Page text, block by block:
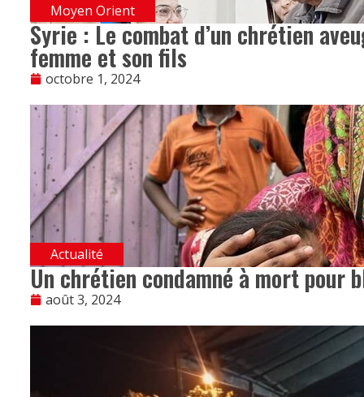
Moyen Orient
Syrie : Le combat d’un chrétien
femme et son fils
octobre 1, 2024
Actualité
Un chrétien condamné à mort pour
août 3, 2024